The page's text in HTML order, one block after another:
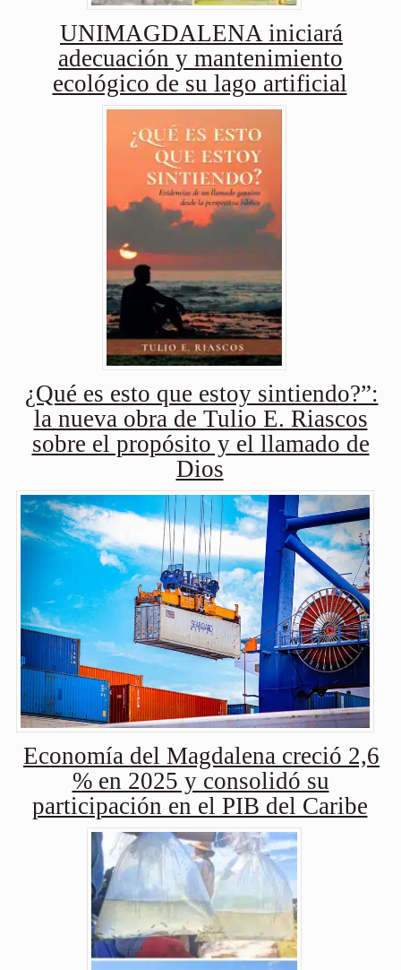
UNIMAGDALENA iniciará
adecuación y mantenimiento
ecológico de su lago artificial
¿Qué es esto que estoy sintiendo?”:
la nueva obra de Tulio E. Riascos
sobre el propósito y el llamado de
Dios
Economía del Magdalena creció 2,6
% en 2025 y consolidó su
participación en el PIB del Caribe